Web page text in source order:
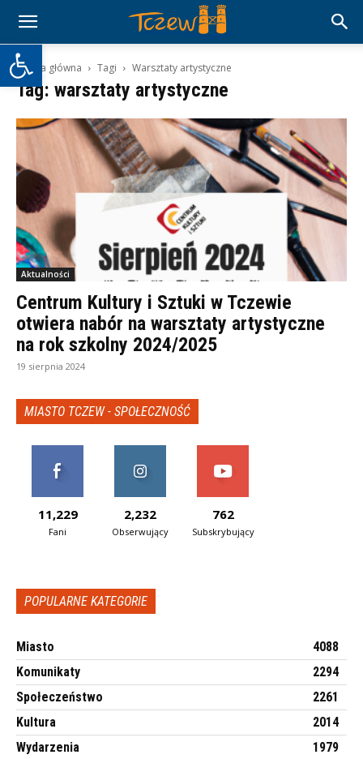
Otwórz pasek narzędzi
Strona główna Tagi Warsztaty artystyczne
Tag: warsztaty artystyczne
Aktualności
Centrum Kultury i Sztuki w Tczewie
otwiera nabór na warsztaty artystyczne
na rok szkolny 2024/2025
19 sierpnia 2024
MIASTO TCZEW - SPOŁECZNOŚĆ
11,229
Fani
2,232
Obserwujący
762
Subskrybujący
POPULARNE KATEGORIE
Miasto
4088
Komunikaty
2294
Społeczeństwo
2261
Kultura
2014
Wydarzenia
1979